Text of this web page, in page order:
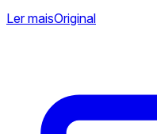
Ler maisOriginal